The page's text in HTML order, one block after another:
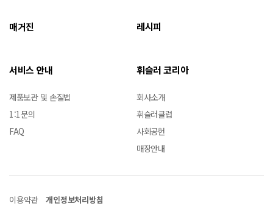
매거진 레시피
서비스 안내
제품보관 및 손질법
1:1문의
FAQ
휘슬러 코리아
회사소개
휘슬러클럽
사회공헌
매장안내
이용약관
개인정보처리방침